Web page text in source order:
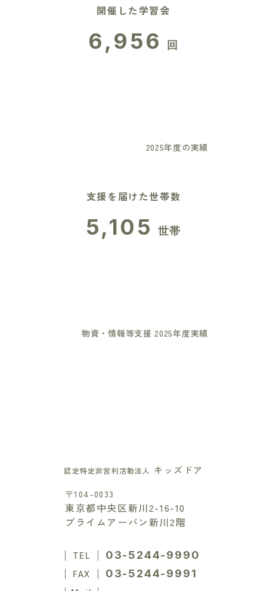
開催した学習会
6,956 回
2025年度の実績
支援を届けた世帯数
5,105 世帯
物資・情報等支援 2025年度実績
認定特定非営利活動法人 キッズドア
〒104-0033
東京都中央区新川2-16-10
プライムアーバン新川2階
TEL 03-5244-9990
FAX 03-5244-9991